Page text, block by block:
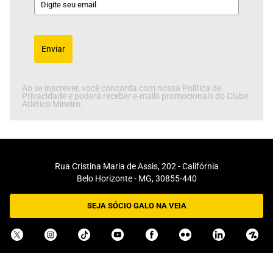
Enviar
Ao se inscrever, você concorda com nossa Política de
Privacidade e poderá receber e-mails promocionais do Clube
Atlético Mineiro.
Rua Cristina Maria de Assis, 202 - Califórnia
Belo Horizonte - MG, 30855-440
SEJA SÓCIO GALO NA VEIA